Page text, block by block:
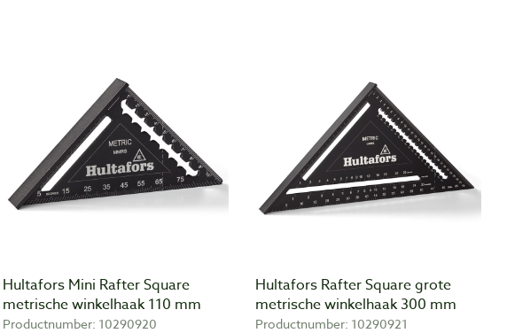
Hultafors Mini Rafter Square
metrische winkelhaak 110 mm
Productnumber: 10290920
Hultafors Rafter Square grote
metrische winkelhaak 300 mm
Productnumber: 10290921